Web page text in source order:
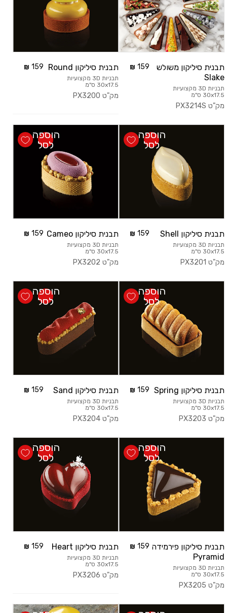
תבנית סיליקון משולש
Slake
תבניות 3D מקצועיות
30x17.5 ס"מ
מק"ט PX3214S
159 תבנית סיליקון Round
תבניות 3D מקצועיות
30x17.5 ס"מ
מק"ט PX3200
159
תבנית סיליקון Shell
תבניות 3D מקצועיות
30x17.5 ס"מ
מק"ט PX3201
159
הוספה
לסל
תבנית סיליקון Cameo
תבניות 3D מקצועיות
30x17.5 ס"מ
מק"ט PX3202
159
הוספה
לסל
תבנית סיליקון Spring
תבניות 3D מקצועיות
30x17.5 ס"מ
מק"ט PX3203
159
הוספה
לסל
תבנית סיליקון Sand
תבניות 3D מקצועיות
30x17.5 ס"מ
מק"ט PX3204
159
הוספה
לסל
תבנית סיליקון פירמידה
Pyramid
תבניות 3D מקצועיות
30x17.5 ס"מ
מק"ט PX3205
159
הוספה
לסל
תבנית סיליקון Heart
תבניות 3D מקצועיות
30x17.5 ס"מ
מק"ט PX3206
159
הוספה
לסל